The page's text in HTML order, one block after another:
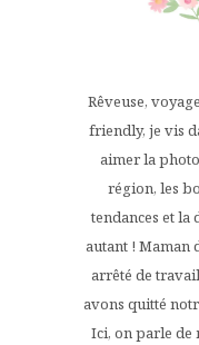
Rêveuse,
friendly, je vis
aimer la
région, les
tendances et la
autant ! Maman
arrêté de
avons quitté
Ici, on parle de